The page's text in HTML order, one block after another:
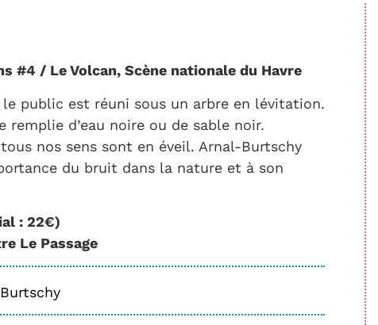
#4 / Le Volcan, Scène nationale du Havre
public est réuni sous un arbre en lévitation.
remplie d’eau noire ou de sable noir.
nos sens sont en éveil. Arnal-Burtschy
du bruit dans la nature et à son
: 22€)
Le Passage